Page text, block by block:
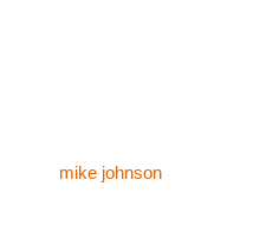
mike johnson